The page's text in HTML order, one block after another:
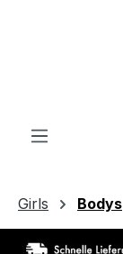
Girls Bodys